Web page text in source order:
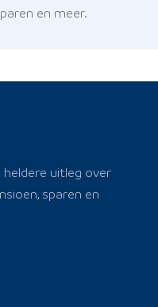
en meer.
heldere uitleg over
sparen en